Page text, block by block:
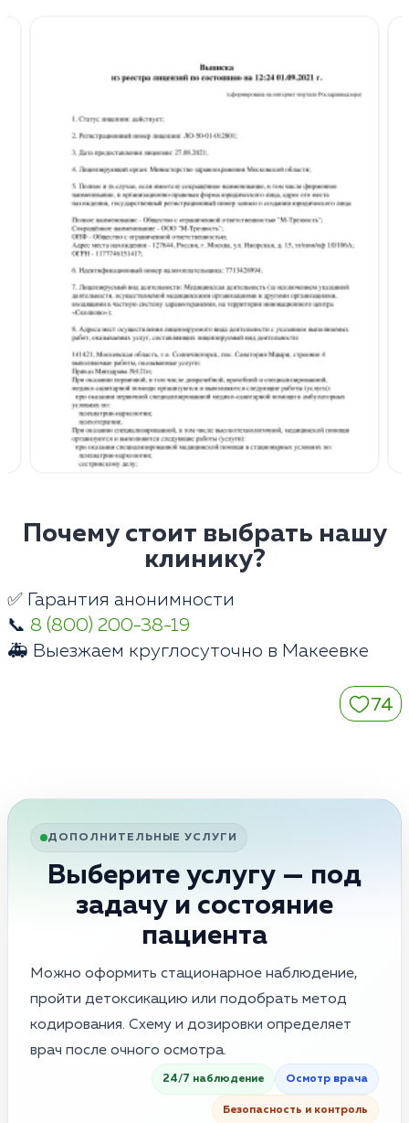
Почему стоит выбрать нашу
клинику?
✅ Гарантия анонимности
📞 8 (800) 200-38-19
🚑 Выезжаем круглосуточно в Макеевке
74
ДОПОЛНИТЕЛЬНЫЕ УСЛУГИ
Выберите услугу — под
задачу и состояние
пациента
Можно оформить стационарное наблюдение,
пройти детоксикацию или подобрать метод
кодирования. Схему и дозировки определяет
врач после очного осмотра.
24/7 наблюдение Осмотр врача
Безопасность и контроль